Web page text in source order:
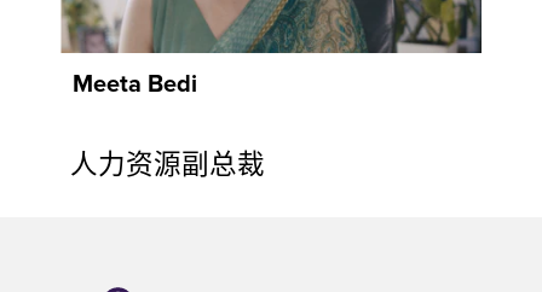
Meeta Bedi
人力资源副总裁